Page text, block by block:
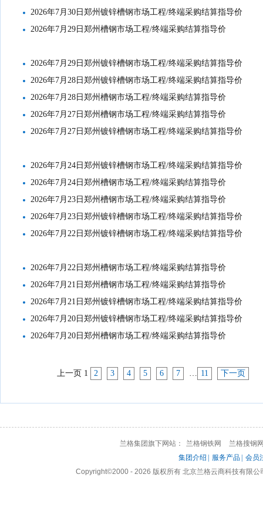
2026年7月30日郑州镀锌槽钢市场工程/终端采购结算指导价
2026年7月29日郑州槽钢市场工程/终端采购结算指导价
2026年7月29日郑州镀锌槽钢市场工程/终端采购结算指导价
2026年7月28日郑州镀锌槽钢市场工程/终端采购结算指导价
2026年7月28日郑州槽钢市场工程/终端采购结算指导价
2026年7月27日郑州槽钢市场工程/终端采购结算指导价
2026年7月27日郑州镀锌槽钢市场工程/终端采购结算指导价
2026年7月24日郑州镀锌槽钢市场工程/终端采购结算指导价
2026年7月24日郑州槽钢市场工程/终端采购结算指导价
2026年7月23日郑州槽钢市场工程/终端采购结算指导价
2026年7月23日郑州镀锌槽钢市场工程/终端采购结算指导价
2026年7月22日郑州镀锌槽钢市场工程/终端采购结算指导价
2026年7月22日郑州槽钢市场工程/终端采购结算指导价
2026年7月21日郑州槽钢市场工程/终端采购结算指导价
2026年7月21日郑州镀锌槽钢市场工程/终端采购结算指导价
2026年7月20日郑州镀锌槽钢市场工程/终端采购结算指导价
2026年7月20日郑州槽钢市场工程/终端采购结算指导价
上一页 1 2 3 4 5 6 7 … 11 下一页